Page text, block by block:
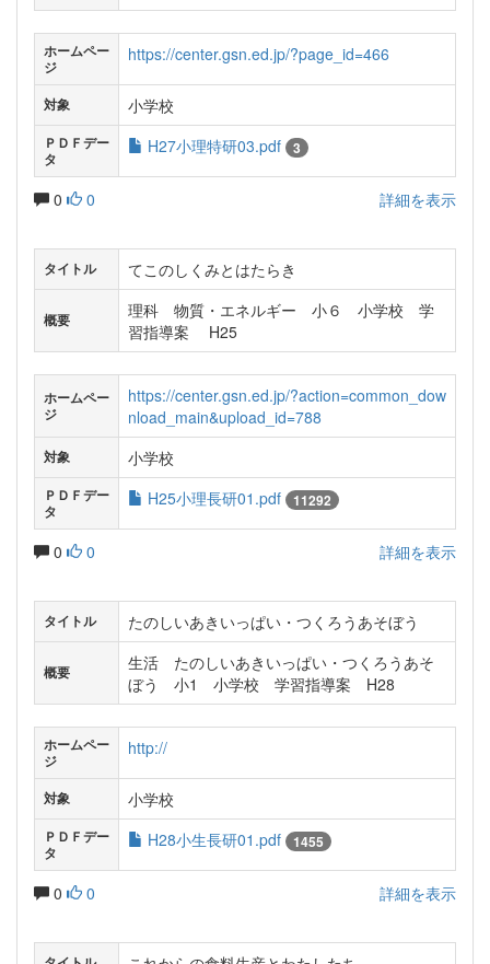
ホームペー
ジ
https://center.gsn.ed.jp/?page_id=466
対象 小学校
ＰＤＦデー
タ
H27小理特研03.pdf 3
0 0 詳細を表示
タイトル てこのしくみとはたらき
概要
理科 物質・エネルギー 小６ 小学校 学
習指導案 H25
ホームペー
ジ
https://center.gsn.ed.jp/?action=common_dow
nload_main&upload_id=788
対象 小学校
ＰＤＦデー
タ
H25小理長研01.pdf 11292
0 0 詳細を表示
タイトル たのしいあきいっぱい・つくろうあそぼう
概要
生活 たのしいあきいっぱい・つくろうあそ
ぼう 小1 小学校 学習指導案 H28
ホームペー
ジ
http://
対象 小学校
ＰＤＦデー
タ
H28小生長研01.pdf 1455
0 0 詳細を表示